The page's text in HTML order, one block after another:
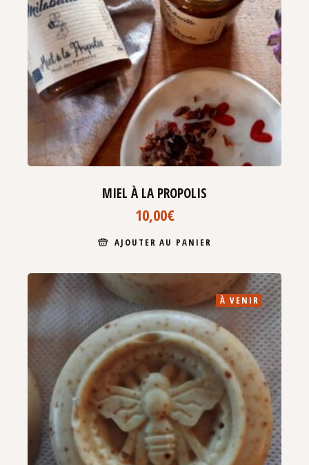
MIEL À LA PROPOLIS
10,00€
AJOUTER AU PANIER
À VENIR